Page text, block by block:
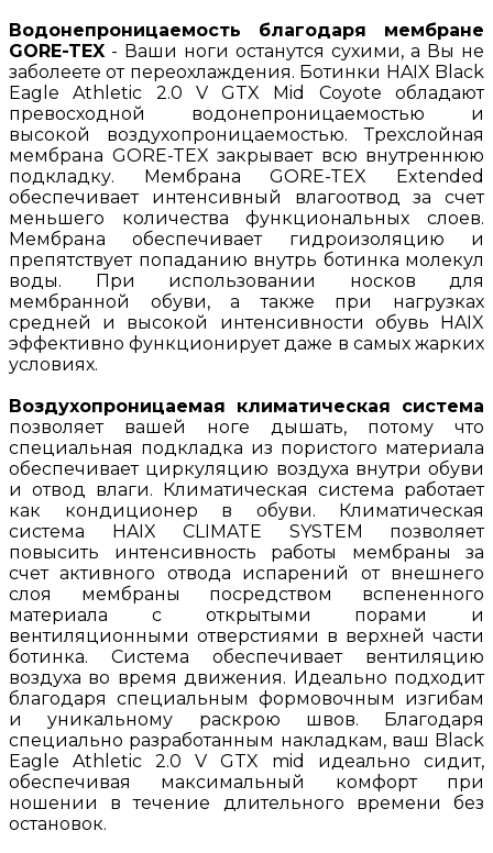
Водонепроницаемость благодаря мембране
GORE-TEX - Ваши ноги останутся сухими, а Вы не
заболеете от переохлаждения. Ботинки HAIX Black
Eagle Athletic 2.0 V GTX Mid Coyote обладают
превосходной водонепроницаемостью и
высокой воздухопроницаемостью. Трехслойная
мембрана GORE-TEX закрывает всю внутреннюю
подкладку. Мембрана GORE-TEX Extended
обеспечивает интенсивный влагоотвод за счет
меньшего количества функциональных слоев.
Мембрана обеспечивает гидроизоляцию и
препятствует попаданию внутрь ботинка молекул
воды. При использовании носков для
мембранной обуви, а также при нагрузках
средней и высокой интенсивности обувь HAIX
эффективно функционирует даже в самых жарких
условиях.
Воздухопроницаемая климатическая система
позволяет вашей ноге дышать, потому что
специальная подкладка из пористого материала
обеспечивает циркуляцию воздуха внутри обуви
и отвод влаги. Климатическая система работает
как кондиционер в обуви. Климатическая
система HAIX CLIMATE SYSTEM позволяет
повысить интенсивность работы мембраны за
счет активного отвода испарений от внешнего
слоя мембраны посредством вспененного
материала с открытыми порами и
вентиляционными отверстиями в верхней части
ботинка. Система обеспечивает вентиляцию
воздуха во время движения. Идеально подходит
благодаря специальным формовочным изгибам
и уникальному раскрою швов. Благодаря
специально разработанным накладкам, ваш Black
Eagle Athletic 2.0 V GTX mid идеально сидит,
обеспечивая максимальный комфорт при
ношении в течение длительного времени без
остановок.